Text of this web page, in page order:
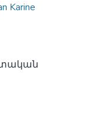
Karine